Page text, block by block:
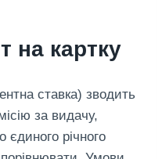
на картку
ставка) зводить
за видачу,
єдиного річного